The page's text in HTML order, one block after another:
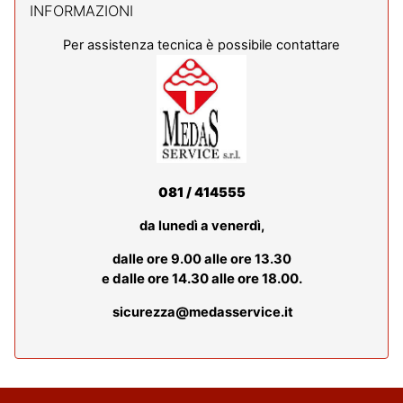
INFORMAZIONI
Per assistenza tecnica è possibile contattare
081 / 414555
da lunedì a venerdì,
dalle ore 9.00 alle ore 13.30
edalle ore 14.30 alle ore 18.00.
sicurezza@medasservice.it